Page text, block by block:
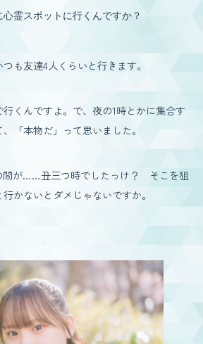
心霊スポットに行くんですか？
も友達4人くらいと行きます。
くんですよ。で、夜の1時とかに集合す
「本物だ」って思いました。
間が……丑三つ時でしたっけ？ そこを狙
かないとダメじゃないですか。